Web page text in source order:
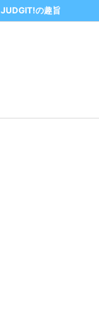
JUDGIT!の趣旨